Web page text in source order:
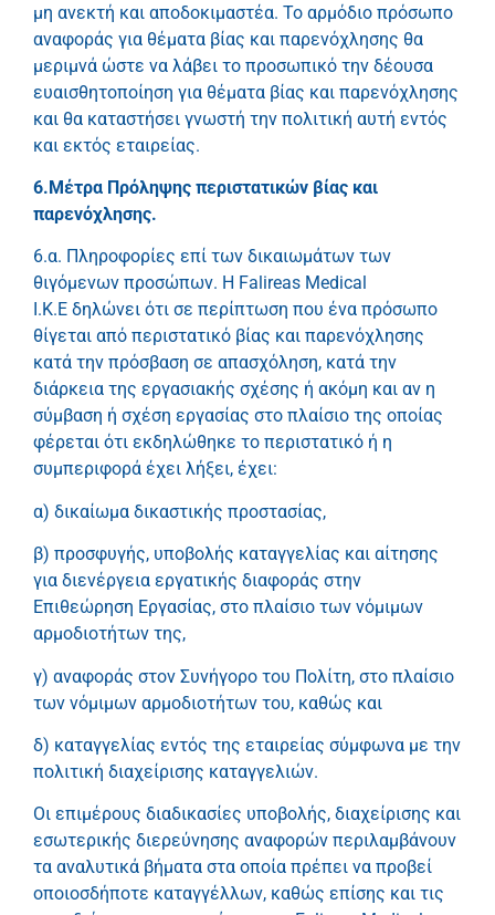
μη ανεκτή και αποδοκιμαστέα. Το αρμόδιο πρόσωπο
αναφοράς για θέματα βίας και παρενόχλησης θα
μεριμνά ώστε να λάβει το προσωπικό την δέουσα
ευαισθητοποίηση για θέματα βίας και παρενόχλησης
και θα καταστήσει γνωστή την πολιτική αυτή εντός
και εκτός εταιρείας.
6.Μέτρα Πρόληψης περιστατικών βίας και
παρενόχλησης.
6.α. Πληροφορίες επί των δικαιωμάτων των
θιγόμενων προσώπων. Η Falireas Medical
I.K.E δηλώνει ότι σε περίπτωση που ένα πρόσωπο
θίγεται από περιστατικό βίας και παρενόχλησης
κατά την πρόσβαση σε απασχόληση, κατά την
διάρκεια της εργασιακής σχέσης ή ακόμη και αν η
σύμβαση ή σχέση εργασίας στο πλαίσιο της οποίας
φέρεται ότι εκδηλώθηκε το περιστατικό ή η
συμπεριφορά έχει λήξει, έχει:
α) δικαίωμα δικαστικής προστασίας,
β) προσφυγής, υποβολής καταγγελίας και αίτησης
για διενέργεια εργατικής διαφοράς στην
Επιθεώρηση Εργασίας, στο πλαίσιο των νόμιμων
αρμοδιοτήτων της,
γ) αναφοράς στον Συνήγορο του Πολίτη, στο πλαίσιο
των νόμιμων αρμοδιοτήτων του, καθώς και
δ) καταγγελίας εντός της εταιρείας σύμφωνα με την
πολιτική διαχείρισης καταγγελιών.
Οι επιμέρους διαδικασίες υποβολής, διαχείρισης και
εσωτερικής διερεύνησης αναφορών περιλαμβάνουν
τα αναλυτικά βήματα στα οποία πρέπει να προβεί
οποιοσδήποτε καταγγέλλων, καθώς επίσης και τις